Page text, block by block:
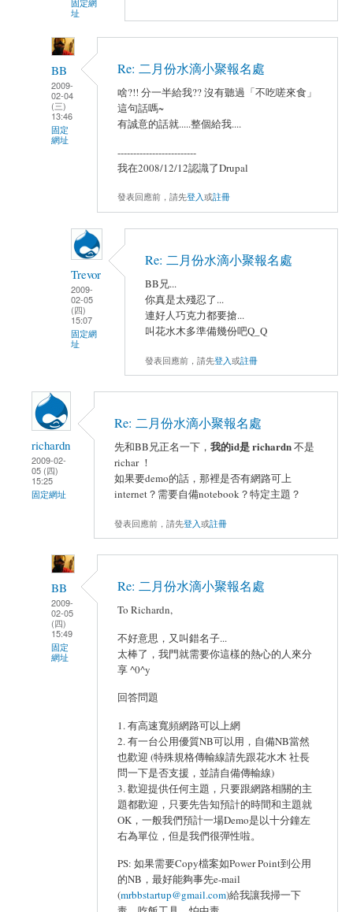
固定網
址
BB
2009-
02-04
(三)
13:46
固定
網址
Re: 二月份水滴小聚報名處
啥?!! 分一半給我?? 沒有聽過「不吃嗟來食」
這句話嗎~
有誠意的話就.....整個給我....
-------------------------
我在2008/12/12認識了Drupal
發表回應前，請先登入或註冊
Trevor
2009-
02-05
(四)
15:07
固定網
址
Re: 二月份水滴小聚報名處
BB兄...
你真是太殘忍了...
連好人巧克力都要搶...
叫花水木多準備幾份吧Q_Q
發表回應前，請先登入或註冊
richardn
2009-02-
05 (四)
15:25
固定網址
Re: 二月份水滴小聚報名處
先和BB兄正名一下， 我的id是 richardn不是
richar ！
如果要demo的話，那裡是否有網路可上
internet？需要自備notebook？特定主題？
發表回應前，請先登入或註冊
BB
2009-
02-05
(四)
15:49
固定
網址
Re: 二月份水滴小聚報名處
To Richardn,
不好意思，又叫錯名子...
太棒了，我門就需要你這樣的熱心的人來分
享 ^0^y
回答問題
1. 有高速寬頻網路可以上網
2. 有一台公用優質NB可以用，自備NB當然
也歡迎 (特殊規格傳輸線請先跟花水木 社長
問一下是否支援，並請自備傳輸線)
3. 歡迎提供任何主題，只要跟網路相關的主
題都歡迎，只要先告知預計的時間和主題就
OK，一般我們預計一場Demo是以十分鐘左
右為單位，但是我們很彈性啦。
PS: 如果需要Copy檔案如Power Point到公用
的NB，最好能夠事先e-mail
(mrbbstartup@gmail.com)給我讓我掃一下